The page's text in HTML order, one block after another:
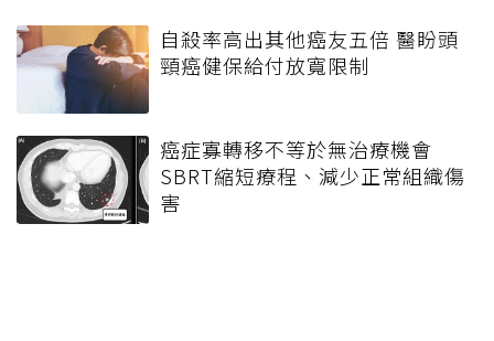
自殺率高出其他癌友五倍 醫盼頭
頸癌健保給付放寬限制
癌症寡轉移不等於無治療機會
SBRT縮短療程、減少正常組織傷
害